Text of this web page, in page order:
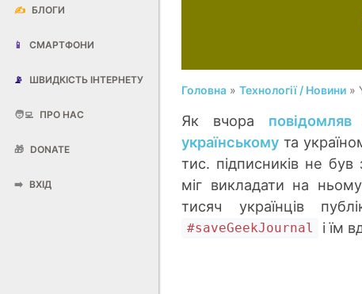
✍️ БЛОГИ
📱 СМАРТФОНИ
📡 ШВИДКІСТЬ ІНТЕРНЕТУ
🧑‍💻 ПРО НАС
🎁 DONATE
➡️ ВХІД
Головна »Технології / Новини »
Як вчора
українському та
тис. підписників не
міг викладати на
тисяч українців
#saveGeekJournal і їм